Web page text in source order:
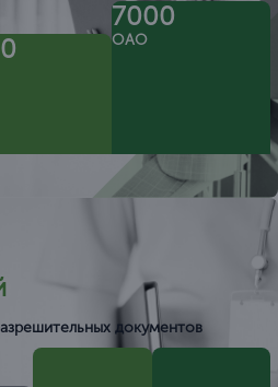
7000
ОАО
документов